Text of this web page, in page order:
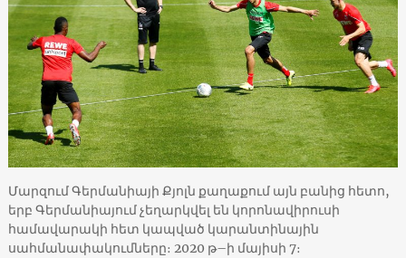
Մարզում Գերմանիայի Քյոլն քաղաքում այն բանից հետո,
երբ Գերմանիայում չեղարկվել են կորոնավիրուսի
համավարակի հետ կապված կարանտինային
սահմանափակումները։ 2020 թ–ի մայիսի 7։